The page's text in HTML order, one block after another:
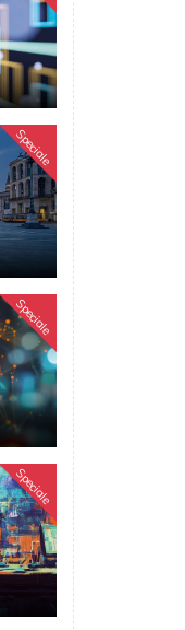
Speciale
Speciale
Speciale